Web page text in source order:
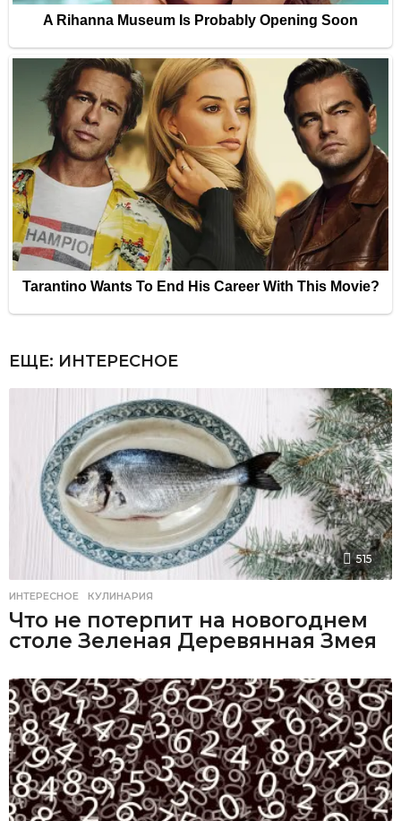
ЕЩЕ: ИНТЕРЕСНОЕ
515
ИНТЕРЕСНОЕ ,КУЛИНАРИЯ
Что не потерпит на новогоднем
столе Зеленая Деревянная Змея